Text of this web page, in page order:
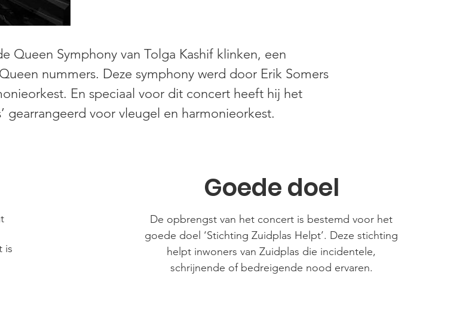
Queen Symphony van Tolga Kashif klinken, een
nummers. Deze symphony werd door Erik Somers
En speciaal voor dit concert heeft hij het
gearrangeerd voor vleugel en harmonieorkest.
is
Goede doel
De opbrengst van het concert is bestemd voor het
goede doel ‘Stichting Zuidplas Helpt’. Deze stichting
helpt inwoners van Zuidplas die incidentele,
schrijnende of bedreigende nood ervaren.